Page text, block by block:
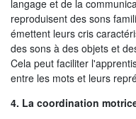
langage et de la
reproduisent des sons
émettent leurs cris
des sons à des objets et
Cela peut faciliter
entre les mots et leurs
4. La coordination